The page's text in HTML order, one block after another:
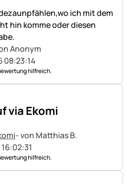
ich mit dem
hin komme oder diesen
Anonym
08:23:14
hilfreich.
via Ekomi
- von Matthias B.
hilfreich.